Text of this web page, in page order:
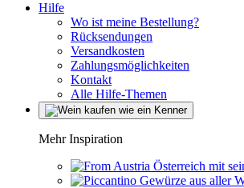
Hilfe
Wo ist meine Bestellung?
Rücksendungen
Versandkosten
Zahlungsmöglichkeiten
Kontakt
Alle Hilfe-Themen
Mehr Inspiration
Österreich mit
Gewürze aus aller